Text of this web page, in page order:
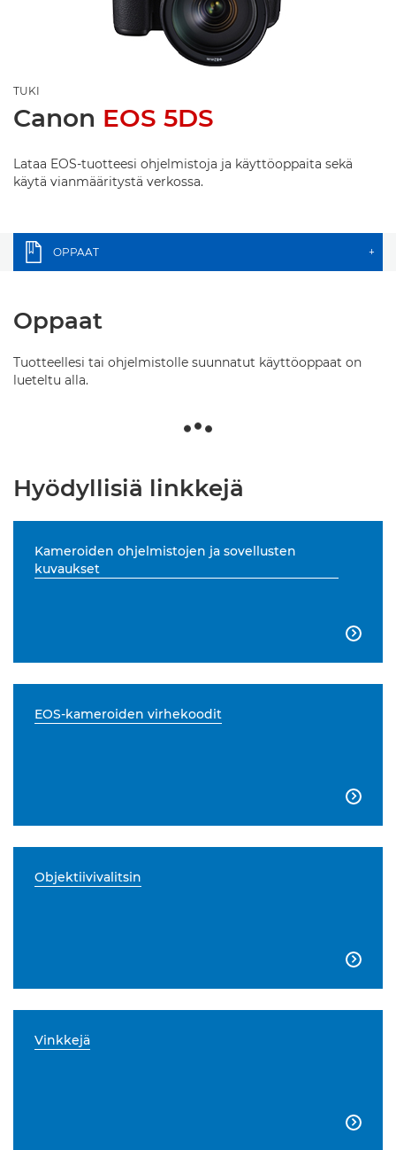
TUKI
Canon EOS 5DS
Lataa EOS-tuotteesi ohjelmistoja ja käyttöoppaita sekä
käytä vianmääritystä verkossa.
OPPAAT +
Oppaat
Tuotteellesi tai ohjelmistolle suunnatut käyttöoppaat on
lueteltu alla.
Hyödyllisiä linkkejä
Kameroiden ohjelmistojen ja sovellusten
kuvaukset

EOS-kameroiden virhekoodit

Objektiivivalitsin

Vinkkejä
